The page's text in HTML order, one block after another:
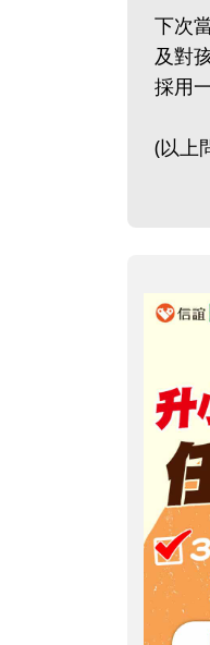
下次
及對
採用
(以上